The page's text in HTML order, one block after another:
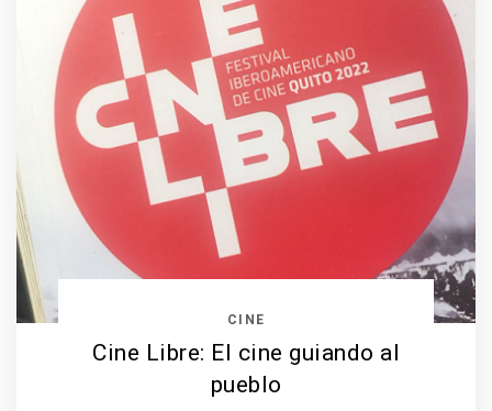
CINE
Cine Libre: El cine guiando al
pueblo